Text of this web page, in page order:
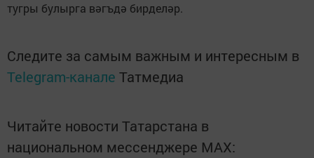
тугры булырга вәгъдә бирделәр.
Следите за самым важным и интересным в
Telegram-канале Татмедиа
Читайте новости Татарстана в
национальном мессенджере MАХ: